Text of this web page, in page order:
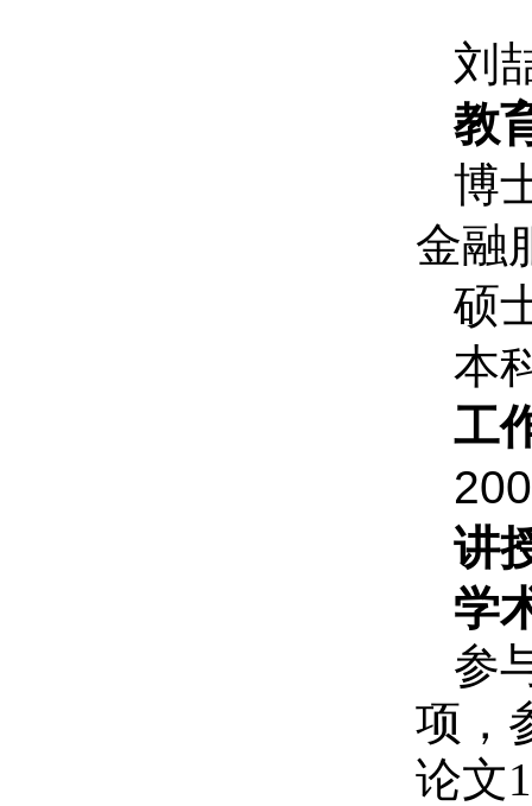
刘
教
博
金融
硕
本
工
讲
学
参
项，
论文